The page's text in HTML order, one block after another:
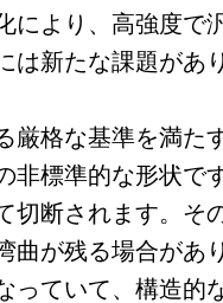
より、高強度で
新たな課題があ
厳格な基準を満た
標準的な形状で
切断されます。そ
曲が残る場合があ
っていて、構造的